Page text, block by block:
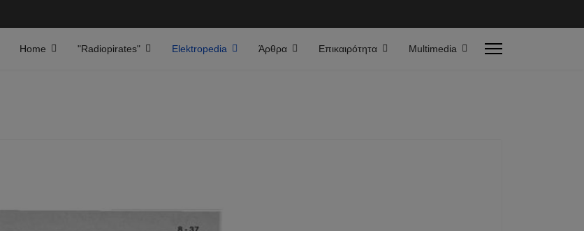
Home "Radiopirates" Elektropedia Άρθρα Επικαιρότητα Multimedia